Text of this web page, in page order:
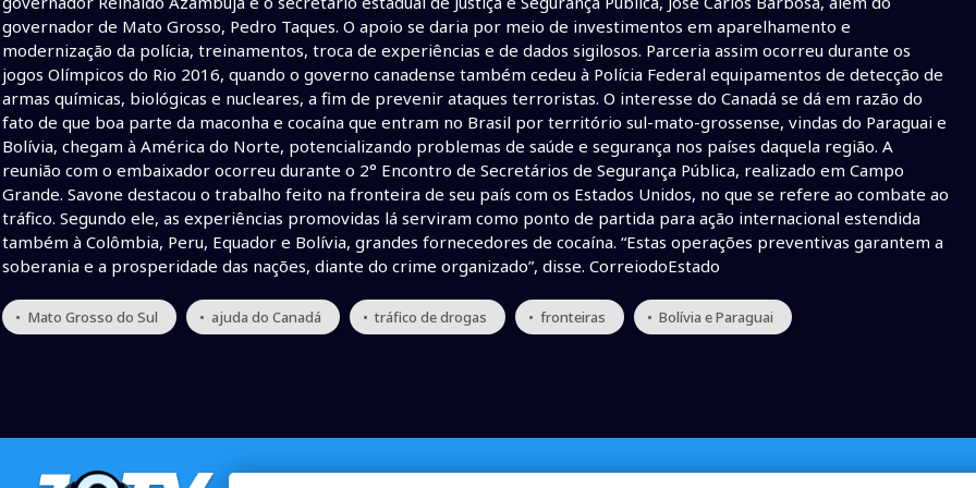
governador de Mato Grosso, Pedro Taques. O apoio se daria por meio de investimentos em aparelhamento e
modernização da polícia, treinamentos, troca de experiências e de dados sigilosos. Parceria assim ocorreu durante os
jogos Olímpicos do Rio 2016, quando o governo canadense também cedeu à Polícia Federal equipamentos de detecção de
armas químicas, biológicas e nucleares, a fim de prevenir ataques terroristas. O interesse do Canadá se dá em razão do
fato de que boa parte da maconha e cocaína que entram no Brasil por território sul-mato-grossense, vindas do Paraguai e
Bolívia, chegam à América do Norte, potencializando problemas de saúde e segurança nos países daquela região. A
reunião com o embaixador ocorreu durante o 2° Encontro de Secretários de Segurança Pública, realizado em Campo
Grande. Savone destacou o trabalho feito na fronteira de seu país com os Estados Unidos, no que se refere ao combate ao
tráfico. Segundo ele, as experiências promovidas lá serviram como ponto de partida para ação internacional estendida
também à Colômbia, Peru, Equador e Bolívia, grandes fornecedores de cocaína. “Estas operações preventivas garantem a
soberania e a prosperidade das nações, diante do crime organizado”, disse. CorreiodoEstado
• Mato Grosso do Sul • ajuda do Canadá • tráfico de drogas • fronteiras • Bolívia e Paraguai